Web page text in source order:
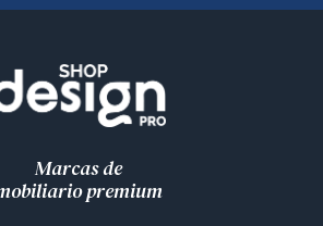
Marcas de
premium